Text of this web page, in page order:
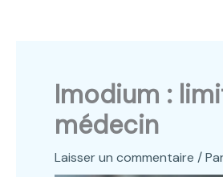
Imodium :
médecin
Laisser un commentaire /